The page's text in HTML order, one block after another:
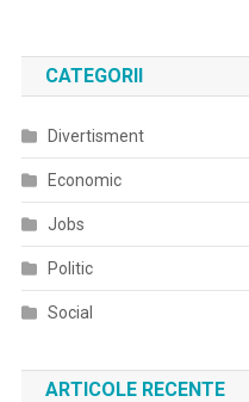
CATEGORII
Divertisment
Economic
Jobs
Politic
Social
ARTICOLE RECENTE